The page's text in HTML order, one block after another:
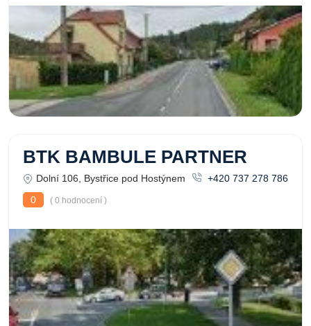
BTK BAMBULE PARTNER
Dolní 106, Bystřice pod Hostýnem
+420 737 278 786
0
( 0 hodnocení )